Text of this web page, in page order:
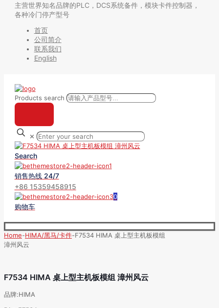
主营世界知名品牌的PLC，DCS系统备件，模块卡件控制器，
各种冷门停产型号
首页
公司简介
联系我们
English
Products search
✕
Search
销售热线 24/7
+86 15359458915
0
购物车
Home-HIMA/黑马/卡件-F7534 HIMA 桌上型主机板模组
漳州风云
F7534 HIMA 桌上型主机板模组 漳州风云
品牌:HIMA